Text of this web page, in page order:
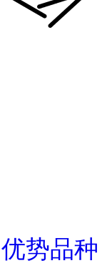
优势品种